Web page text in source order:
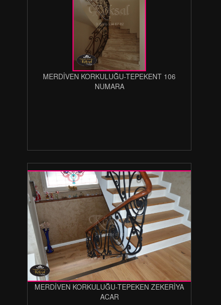
MERDİVEN KORKULUĞU-TEPEKENT 106
NUMARA
MERDİVEN KORKULUĞU-TEPEKEN ZEKERİYA
ACAR